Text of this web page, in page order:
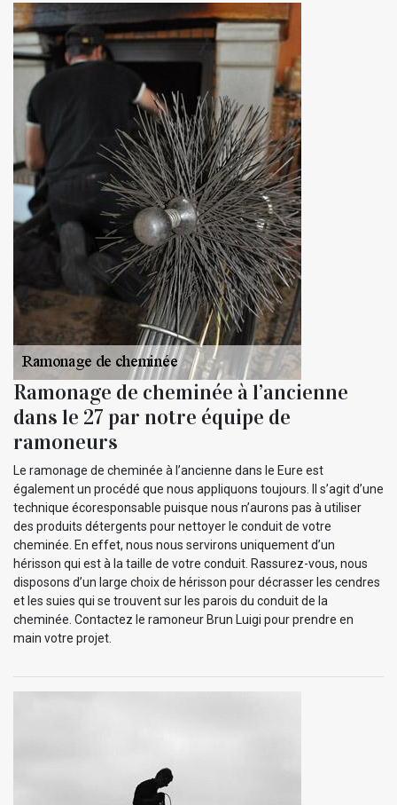
Ramonage de cheminée à l’ancienne
dans le 27 par notre équipe de
ramoneurs
Le ramonage de cheminée à l’ancienne dans le Eure est
également un procédé que nous appliquons toujours. Il s’agit d’une
technique écoresponsable puisque nous n’aurons pas à utiliser
des produits détergents pour nettoyer le conduit de votre
cheminée. En effet, nous nous servirons uniquement d’un
hérisson qui est à la taille de votre conduit. Rassurez-vous, nous
disposons d’un large choix de hérisson pour décrasser les cendres
et les suies qui se trouvent sur les parois du conduit de la
cheminée. Contactez le ramoneur Brun Luigi pour prendre en
main votre projet.